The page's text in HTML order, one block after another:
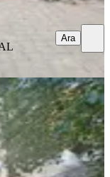
Ara
Satılık